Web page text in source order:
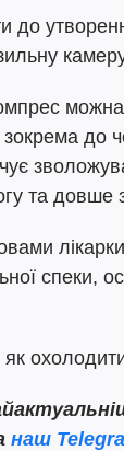
до
можна
до
та довше
спеки,
як
наш